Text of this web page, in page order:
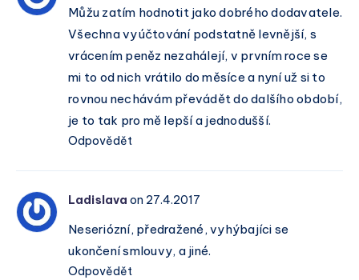
Můžu zatím hodnotit jako dobrého dodavatele.
Všechna vyúčtování podstatně levnější, s
vrácením peněz nezahálejí, v prvním roce se
mi to od nich vrátilo do měsíce a nyní už si to
rovnou nechávám převádět do dalšího období,
je to tak pro mě lepší a jednodušší.
Odpovědět
Ladislava on 27.4.2017
Neseriózní, předražené, vyhýbajíci se
ukončení smlouvy, a jiné.
Odpovědět